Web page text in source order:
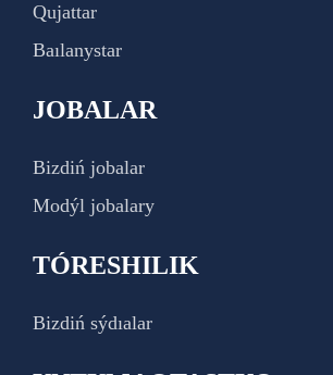
Qujattar
Baılanystar
JOBALAR
Bizdiń jobalar
Modýl jobalary
TÓRESHILIK
Bizdiń sýdıalar